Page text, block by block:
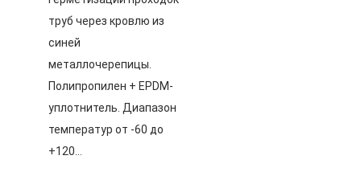
труб через кровлю из
синей
металлочерепицы.
Полипропилен + EPDM-
уплотнитель. Диапазон
температур от -60 до
+120…